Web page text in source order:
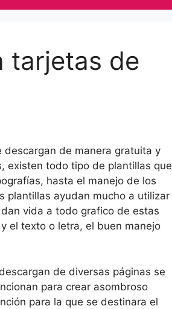
tarjetas de
descargan de manera gratuita y
existen todo tipo de plantillas que
hasta el manejo de los
plantillas ayudan mucho a utilizar
vida a todo grafico de estas
el texto o letra, el buen manejo
de diversas páginas se
para crear asombroso
para la que se destinara el